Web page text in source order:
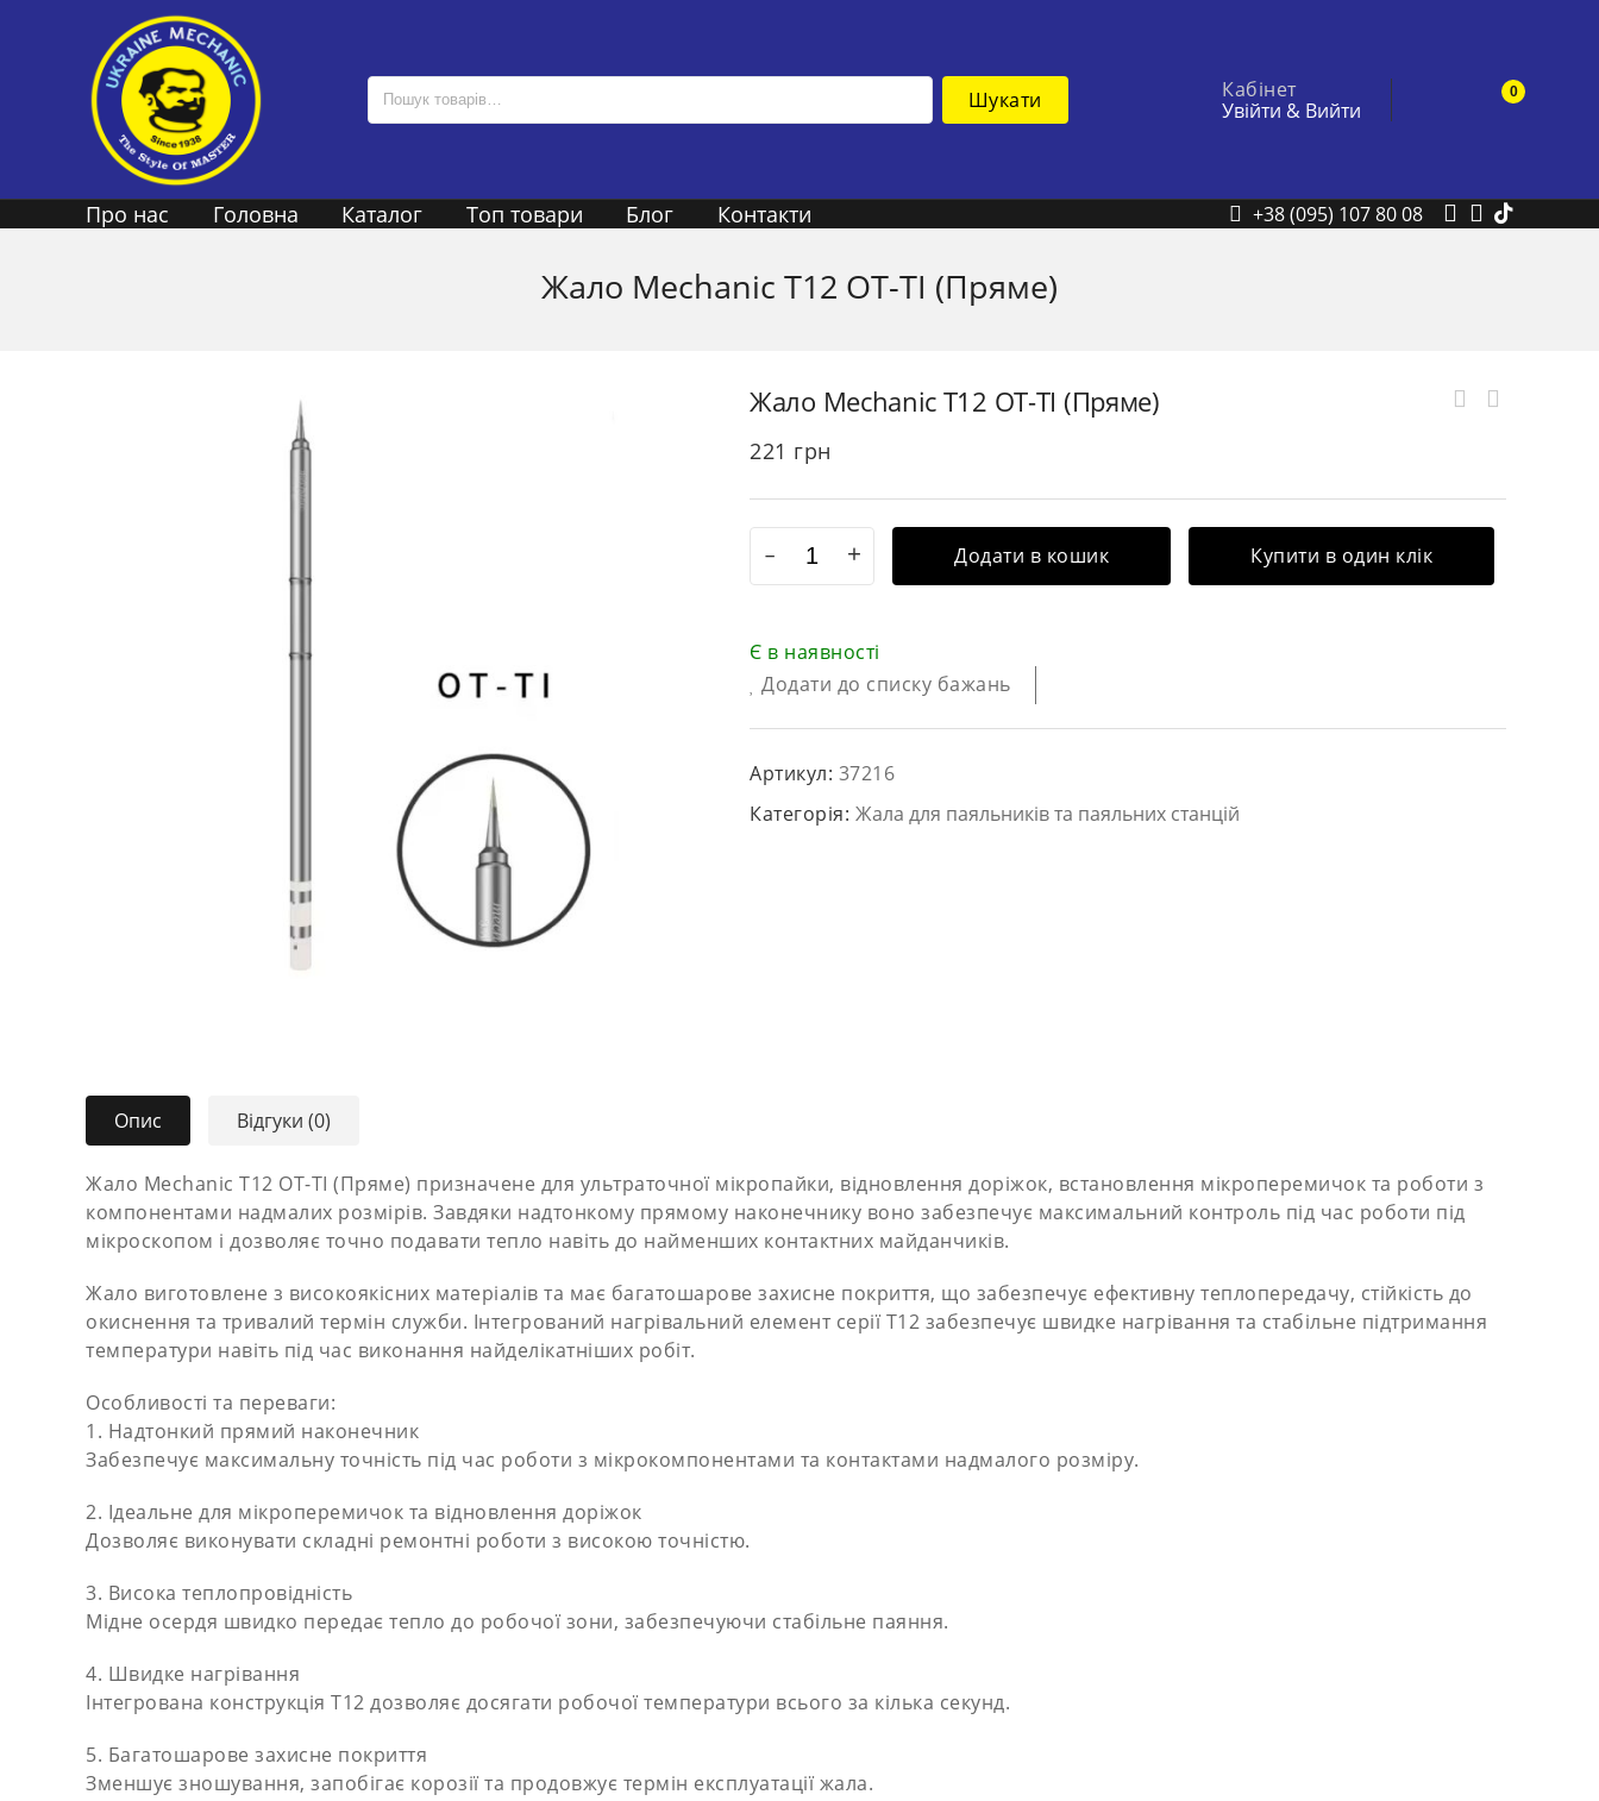
Шукати
Кабінет
Увійти & Вийти
0
Про нас Головна Каталог Топ товари Блог Контакти +38 (095) 107 80 08
Жало Mechanic T12 OT-TI (Пряме)
Жало Mechanic T12 OT-TI (Пряме)
221 грн
Додати в кошик Купити в один клік
Є в наявності
Додати до списку бажань
Артикул: 37216
Категорія: Жала для паяльників та паяльних станцій
Опис Відгуки (0)
Жало Mechanic T12 OT-TI (Пряме) призначене для ультраточної мікропайки, відновлення доріжок, встановлення мікроперемичок та роботи з
компонентами надмалих розмірів. Завдяки надтонкому прямому наконечнику воно забезпечує максимальний контроль під час роботи під
мікроскопом і дозволяє точно подавати тепло навіть до найменших контактних майданчиків.
Жало виготовлене з високоякісних матеріалів та має багатошарове захисне покриття, що забезпечує ефективну теплопередачу, стійкість до
окиснення та тривалий термін служби. Інтегрований нагрівальний елемент серії T12 забезпечує швидке нагрівання та стабільне підтримання
температури навіть під час виконання найделікатніших робіт.
Особливості та переваги:
1. Надтонкий прямий наконечник
Забезпечує максимальну точність під час роботи з мікрокомпонентами та контактами надмалого розміру.
2. Ідеальне для мікроперемичок та відновлення доріжок
Дозволяє виконувати складні ремонтні роботи з високою точністю.
3. Висока теплопровідність
Мідне осердя швидко передає тепло до робочої зони, забезпечуючи стабільне паяння.
4. Швидке нагрівання
Інтегрована конструкція T12 дозволяє досягати робочої температури всього за кілька секунд.
5. Багатошарове захисне покриття
Зменшує зношування, запобігає корозії та продовжує термін експлуатації жала.